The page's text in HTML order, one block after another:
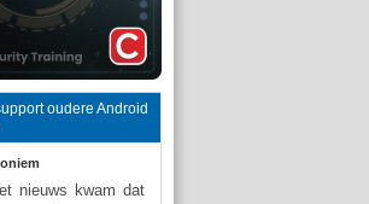
oudere Android
nieuws kwam dat